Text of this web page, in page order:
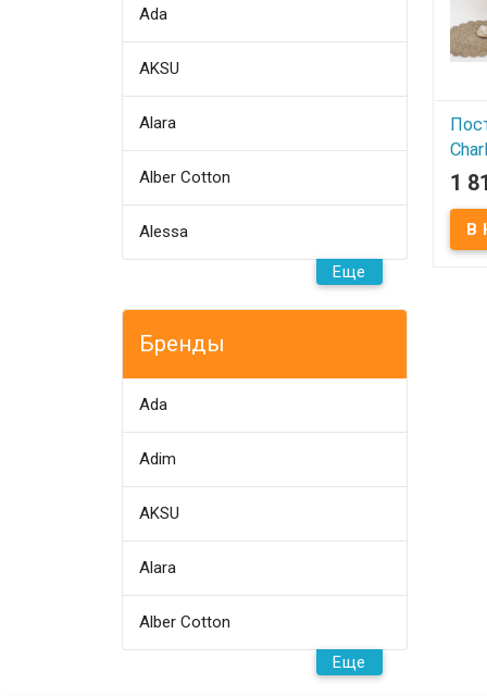
Ada
AKSU
Alara
Alber Cotton
Alessa
Еще
Бренды
Ada
Adim
AKSU
Alara
Alber Cotton
Еще
В
1